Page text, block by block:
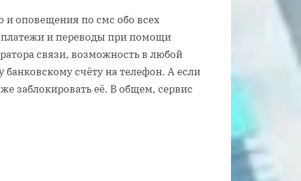
оповещения по смс обо всех
и переводы при помощи
связи, возможность в любой
счёту на телефон. А если
заблокировать её. В общем, сервис